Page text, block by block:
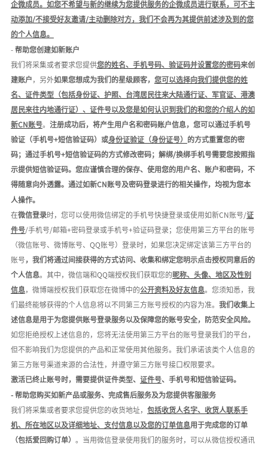
企微成员。 如您不希望与新的继续为您提供服务的企微成员进行联系，可不主
动添加/不接受好友邀请/主动删除对方，我们不会再为其提供前述涉及到的您
的个人信息。
- 帮助您创建如新账户
我们将采集或者要求您提供您的姓名、手机号码、验证码并设置您的密码来创
建账户 ，另外如果您想成为我们的星级顾客， 您可以选择向我们提供您的姓
名、证件类型（包括身份证、护照、台湾居民往来大陆通行证、军官证、港澳
居民来往内地通行证）、证件号以及您是如何认识到我们的和您的介绍人的如
新CN账号。 注册成功后，将产生用户名和密码账户信息，您可以通过手机号
验证（手机号+短信验证码）或身份证验证（身份证号） 的方式重置您的密
码；通过手机号+短信验证码的方式修改密码；解绑/换绑手机号需要您按照指
示提供短信验证码。您应谨慎合理的保存、使用您的用户名、账户和密码，不
得随意向外透露。通过如新CN账号及密码登录进行的相关操作，均视为您本
人操作。
在微信登录时，您可以使用微信绑定的手机号快捷登录或使用如新CN账号/证
件号/手机号/邮箱+密码登录或手机号+验证码登录；您使用第三方平台的账号
（微信账号、微博账号、QQ账号）登录时，如果您决定绑定该第三方平台的
账号 ，我们将通过间接获得的方式访问、收集和绑定您明示点击授权同意后的
个人信息。其中，微信端和QQ端授权我们获取您的 昵称、头像、地区及性别
信息 ，微博端授权我们获取您在微博中的公开资料及好友信息。您须知悉，我
们最终能够获得的个人信息将以不同第三方账号授权的内容为准。 我们收集上
述信息是用于为您提供账号登录服务以及保障您的账号安全，防范安全风险。
如您拒绝授权上述信息的，您将无法使用第三方平台的账号登录我们的平台，
但不影响我们为您提供的产品和正常使用其他服务。我们承诺该类个人信息的
第三方账号渠道来源的合法性，并遵守第三方账号接口权限要求。
激活已终止账号时，需要提供证件类型、 证件号、手机号和短信验证码。
- 帮助您购买如新产品或服务、完成售后服务及为您提供客服服务
我们将采集或者要求您提供您的收货地址， 包括收货人名字、收货人联系手
机、所在地区以及详细地址、支付信息以及您的订单信息用于完成您的订单
（包括爱回购订单） 。当用微信登录使用我们的服务时，可以从微信授权通讯